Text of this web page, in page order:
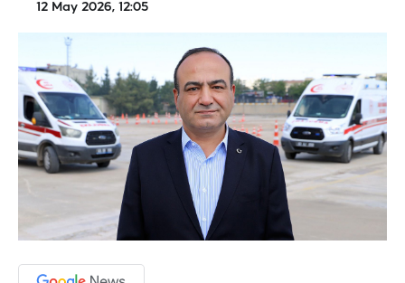
12 May 2026, 12:05